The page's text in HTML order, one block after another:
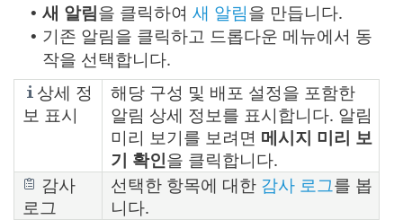
• 새 알림을 클릭하여 새 알림을 만듭니다.
• 기존 알림을 클릭하고 드롭다운 메뉴에서 동
작을 선택합니다.
상세 정
보 표시
해당 구성 및 배포 설정을 포함한
알림 상세 정보를 표시합니다. 알림
미리 보기를 보려면 메시지 미리 보
기 확인을 클릭합니다.
감사
로그
선택한 항목에 대한 감사 로그를 봅
니다.